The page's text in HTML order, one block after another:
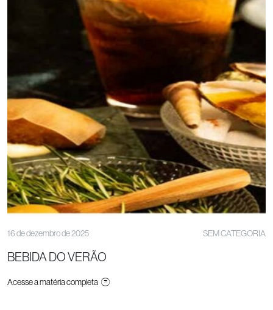
16 de dezembro de 2025 SEM CATEGORIA
BEBIDA DO VERÃO
Acesse a matéria completa